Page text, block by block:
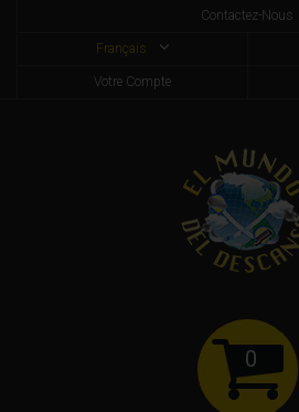
Contactez-Nous
Français
Votre Compte
0